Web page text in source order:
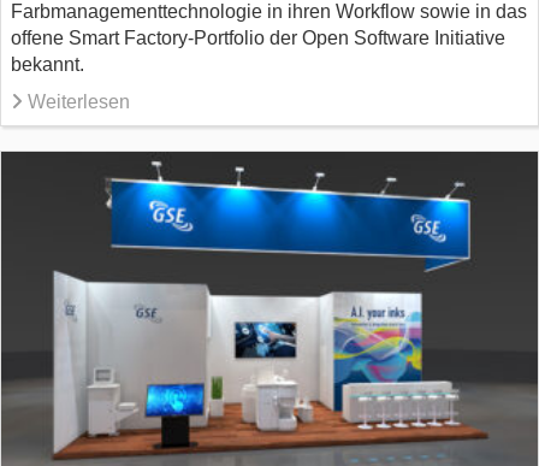
Farbmanagementtechnologie in ihren Workflow sowie in das
offene Smart Factory-Portfolio der Open Software Initiative
bekannt.
Weiterlesen